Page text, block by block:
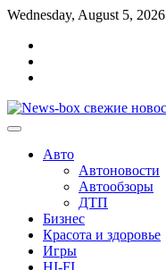
Перейти
содержимому
Wednesday, August 5, 2026
Авто
Автоновости
Автообзоры
ДТП
Бизнес
Красота и здоровье
Игры
HI-FI